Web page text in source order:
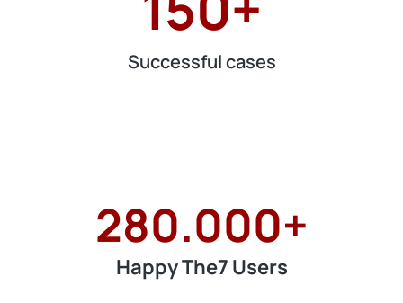
Successful cases
Happy The7 Users
280.000+